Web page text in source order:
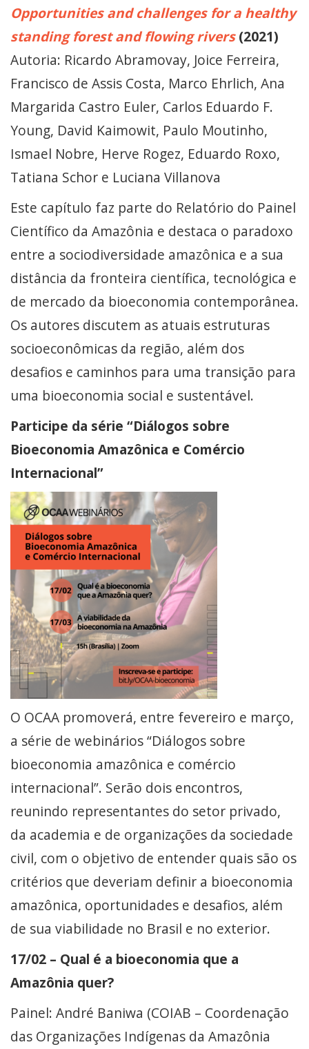
Opportunities and challenges for a healthy
standing forest and flowing rivers(2021)
Autoria: Ricardo Abramovay, Joice Ferreira,
Francisco de Assis Costa, Marco Ehrlich, Ana
Margarida Castro Euler, Carlos Eduardo F.
Young, David Kaimowit, Paulo Moutinho,
Ismael Nobre, Herve Rogez, Eduardo Roxo,
Tatiana Schor e Luciana Villanova
Este capítulo faz parte do Relatório do Painel
Científico da Amazônia e destaca o paradoxo
entre a sociodiversidade amazônica e a sua
distância da fronteira científica, tecnológica e
de mercado da bioeconomia contemporânea.
Os autores discutem as atuais estruturas
socioeconômicas da região, além dos
desafios e caminhos para uma transição para
uma bioeconomia social e sustentável.
Participe da série “Diálogos sobre
Bioeconomia Amazônica e Comércio
Internacional”
O OCAA promoverá, entre fevereiro e março,
a série de webinários “Diálogos sobre
bioeconomia amazônica e comércio
internacional”. Serão dois encontros,
reunindo representantes do setor privado,
da academia e de organizações da sociedade
civil, com o objetivo de entender quais são os
critérios que deveriam definir a bioeconomia
amazônica, oportunidades e desafios, além
de sua viabilidade no Brasil e no exterior.
17/02 – Qual é a bioeconomia que a
Amazônia quer?
Painel: André Baniwa (COIAB – Coordenação
das Organizações Indígenas da Amazônia